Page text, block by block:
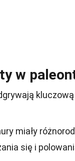
w
miały
się i